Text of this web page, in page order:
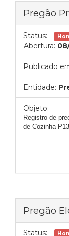
Pregão
Status:
Abertura:
Publicado
Entidade:
Objeto:
Registro de
de Cozinha
Pregão
Status: